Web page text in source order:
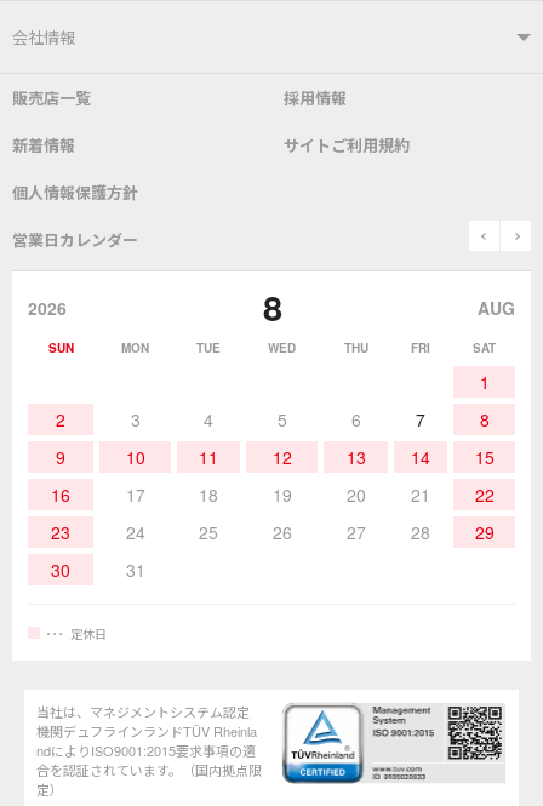
はんだ付けシステム
こて先 自動はんだ送り装置
表面実装/SMT関連
作業環境／材料
ユーザーサポートTOP
よくあるご質問 デモ機貸し出しサービス
SDS(MSDS)製品
取扱説明書
該非説明発行の申込み
会社情報
会社概要 社長あいさつ
グットのあゆみ
販売店一覧 採用情報
新着情報 サイトご利用規約
個人情報保護方針
営業日カレンダー prev
2026 8 AUG
SUN MON TUE WED THU FRI SAT
1
2
3 4 5 6 7
8
9
10 11 12 13 14
15
16
17 18 19 20 21
22
23
24 25 26 27 28
29
30
31
定休日
当社は、マネジメントシステム認定
機関デュフラインランドTÜV Rheinla
ndによりISO9001:2015要求事項の適
合を認証されています。（国内拠点限
定）